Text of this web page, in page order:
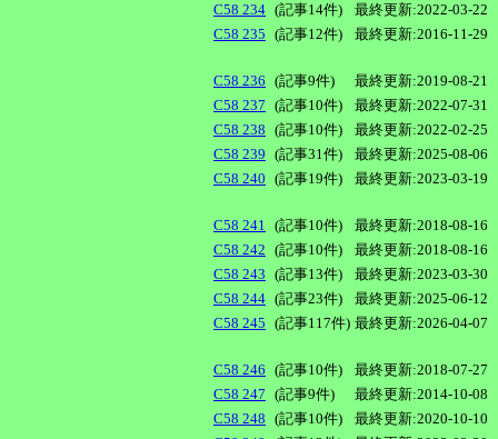
C58 234 (記事14件)
最終更新:2022-03-22
C58 235 (記事12件) 最終更新:2016-11-29
C58 236 (記事9件)
最終更新:2019-08-21
C58 237 (記事10件)
最終更新:2022-07-31
C58 238 (記事10件)
最終更新:2022-02-25
C58 239 (記事31件)
最終更新:2025-08-06
C58 240 (記事19件) 最終更新:2023-03-19
C58 241 (記事10件)
最終更新:2018-08-16
C58 242 (記事10件)
最終更新:2018-08-16
C58 243 (記事13件)
最終更新:2023-03-30
C58 244 (記事23件)
最終更新:2025-06-12
C58 245 (記事117件) 最終更新:2026-04-07
C58 246 (記事10件)
最終更新:2018-07-27
C58 247 (記事9件)
最終更新:2014-10-08
C58 248 (記事10件)
最終更新:2020-10-10